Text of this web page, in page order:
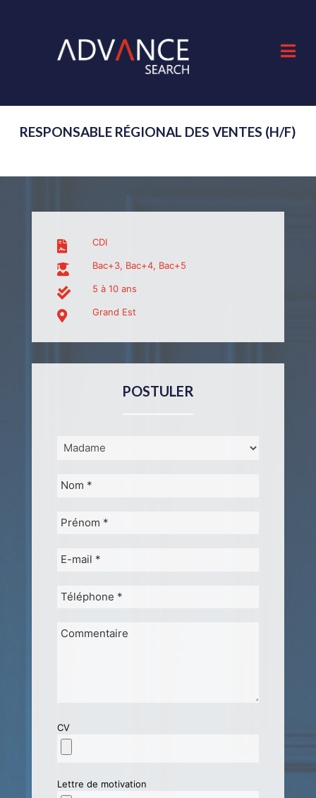
RESPONSABLE RÉGIONAL DES VENTES (H/F)
CDI
Bac+3, Bac+4, Bac+5
5 à 10 ans
Grand Est
POSTULER
CV
Lettre de motivation